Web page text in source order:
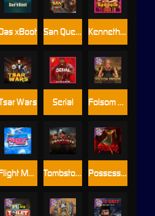
Wars
Tombstone Slaughter
San Quentin 2: Death Row Kenneth Must Die
Folsom Prison
xBoot
Flight Mode
Serial
Possessed